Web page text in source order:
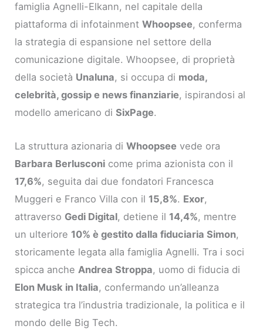
famiglia Agnelli-Elkann, nel capitale della
piattaforma di infotainmentWhoopsee, conferma
la strategia di espansione nel settore della
comunicazione digitale. Whoopsee, di proprietà
della società Unaluna, si occupa di moda,
celebrità, gossip e news finanziarie, ispirandosi al
modello americano diSixPage.
La struttura azionaria diWhoopsee vede ora
Barbara Berlusconi come prima azionista con il
17,6%, seguita dai due fondatori Francesca
Muggeri e Franco Villa con il 15,8%. Exor,
attraverso Gedi Digital, detiene il 14,4%, mentre
un ulteriore 10% è gestito dalla fiduciaria Simon,
storicamente legata alla famiglia Agnelli. Tra i soci
spicca anche Andrea Stroppa, uomo di fiducia di
Elon Musk in Italia, confermando un’alleanza
strategica tra l’industria tradizionale, la politica e il
mondo delle Big Tech.